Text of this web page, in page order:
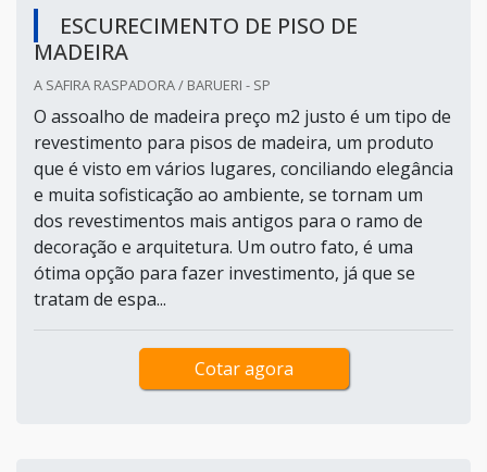
ESCURECIMENTO DE PISO DE
MADEIRA
A SAFIRA RASPADORA / BARUERI - SP
O assoalho de madeira preço m2 justo é um tipo de
revestimento para pisos de madeira, um produto
que é visto em vários lugares, conciliando elegância
e muita sofisticação ao ambiente, se tornam um
dos revestimentos mais antigos para o ramo de
decoração e arquitetura. Um outro fato, é uma
ótima opção para fazer investimento, já que se
tratam de espa...
Cotar agora